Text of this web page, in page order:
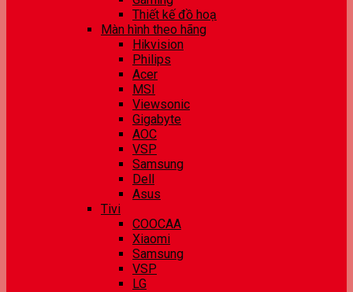
Thiết kế đồ hoạ
Màn hình theo hãng
Hikvision
Philips
Acer
MSI
Viewsonic
Gigabyte
AOC
VSP
Samsung
Dell
Asus
Tivi
COOCAA
Xiaomi
Samsung
VSP
LG